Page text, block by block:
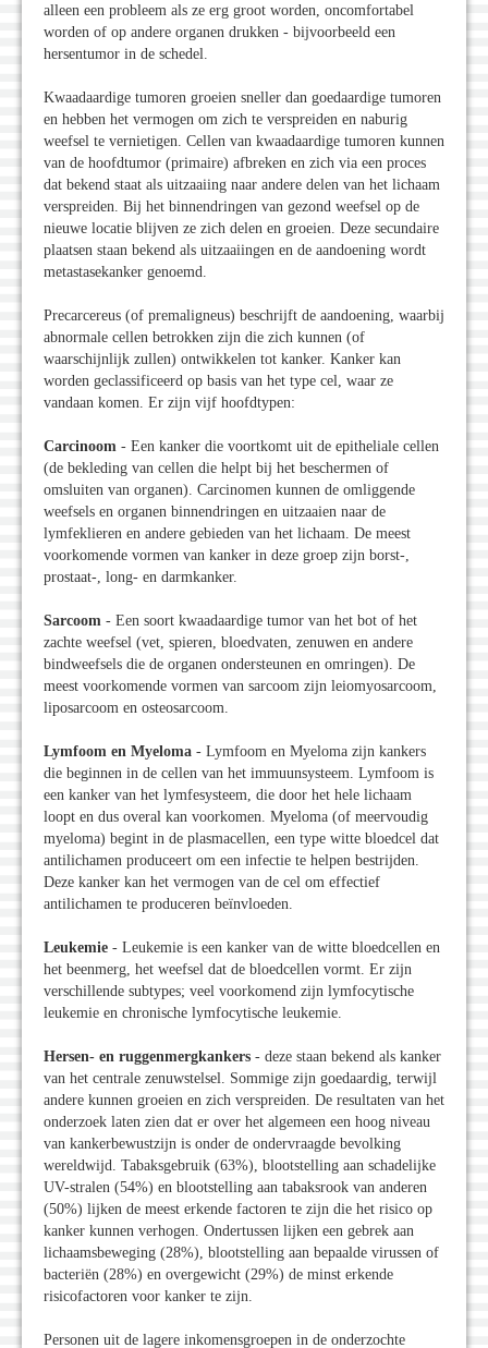
alleen een probleem als ze erg groot worden, oncomfortabel
worden of op andere organen drukken - bijvoorbeeld een
hersentumor in de schedel.
Kwaadaardige tumoren groeien sneller dan goedaardige tumoren
en hebben het vermogen om zich te verspreiden en naburig
weefsel te vernietigen. Cellen van kwaadaardige tumoren kunnen
van de hoofdtumor (primaire) afbreken en zich via een proces
dat bekend staat als uitzaaiing naar andere delen van het lichaam
verspreiden. Bij het binnendringen van gezond weefsel op de
nieuwe locatie blijven ze zich delen en groeien. Deze secundaire
plaatsen staan bekend als uitzaaiingen en de aandoening wordt
metastasekanker genoemd.
Precarcereus (of premaligneus) beschrijft de aandoening, waarbij
abnormale cellen betrokken zijn die zich kunnen (of
waarschijnlijk zullen) ontwikkelen tot kanker. Kanker kan
worden geclassificeerd op basis van het type cel, waar ze
vandaan komen. Er zijn vijf hoofdtypen:
Carcinoom - Een kanker die voortkomt uit de epitheliale cellen
(de bekleding van cellen die helpt bij het beschermen of
omsluiten van organen). Carcinomen kunnen de omliggende
weefsels en organen binnendringen en uitzaaien naar de
lymfeklieren en andere gebieden van het lichaam. De meest
voorkomende vormen van kanker in deze groep zijn borst-,
prostaat-, long- en darmkanker.
Sarcoom - Een soort kwaadaardige tumor van het bot of het
zachte weefsel (vet, spieren, bloedvaten, zenuwen en andere
bindweefsels die de organen ondersteunen en omringen). De
meest voorkomende vormen van sarcoom zijn leiomyosarcoom,
liposarcoom en osteosarcoom.
Lymfoom en Myeloma - Lymfoom en Myeloma zijn kankers
die beginnen in de cellen van het immuunsysteem. Lymfoom is
een kanker van het lymfesysteem, die door het hele lichaam
loopt en dus overal kan voorkomen. Myeloma (of meervoudig
myeloma) begint in de plasmacellen, een type witte bloedcel dat
antilichamen produceert om een infectie te helpen bestrijden.
Deze kanker kan het vermogen van de cel om effectief
antilichamen te produceren beïnvloeden.
Leukemie - Leukemie is een kanker van de witte bloedcellen en
het beenmerg, het weefsel dat de bloedcellen vormt. Er zijn
verschillende subtypes; veel voorkomend zijn lymfocytische
leukemie en chronische lymfocytische leukemie.
Hersen- en ruggenmergkankers - deze staan bekend als kanker
van het centrale zenuwstelsel. Sommige zijn goedaardig, terwijl
andere kunnen groeien en zich verspreiden. De resultaten van het
onderzoek laten zien dat er over het algemeen een hoog niveau
van kankerbewustzijn is onder de ondervraagde bevolking
wereldwijd. Tabaksgebruik (63%), blootstelling aan schadelijke
UV-stralen (54%) en blootstelling aan tabaksrook van anderen
(50%) lijken de meest erkende factoren te zijn die het risico op
kanker kunnen verhogen. Ondertussen lijken een gebrek aan
lichaamsbeweging (28%), blootstelling aan bepaalde virussen of
bacteriën (28%) en overgewicht (29%) de minst erkende
risicofactoren voor kanker te zijn.
Personen uit de lagere inkomensgroepen in de onderzochte